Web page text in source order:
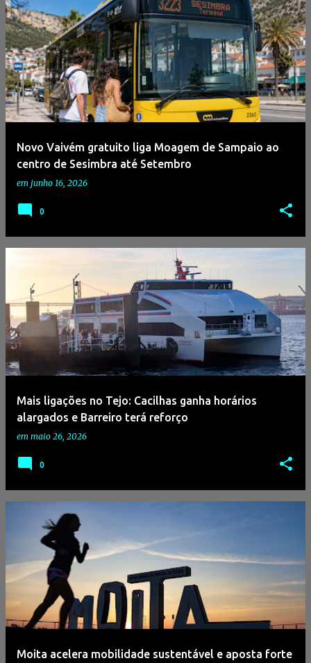
Novo Vaivém gratuito liga Moagem de Sampaio ao
centro de Sesimbra até Setembro
em junho 16, 2026
0
Mais ligações no Tejo: Cacilhas ganha horários
alargados e Barreiro terá reforço
em maio 26, 2026
0
Moita acelera mobilidade sustentável e aposta forte